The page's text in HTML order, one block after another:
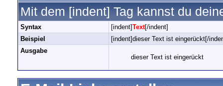
Mit dem [indent] Tag kannst du
Syntax [indent]Text[/indent]
Beispiel
[indent]dieser Text ist eingerückt[/
Ausgabe
dieser Text ist eingerückt